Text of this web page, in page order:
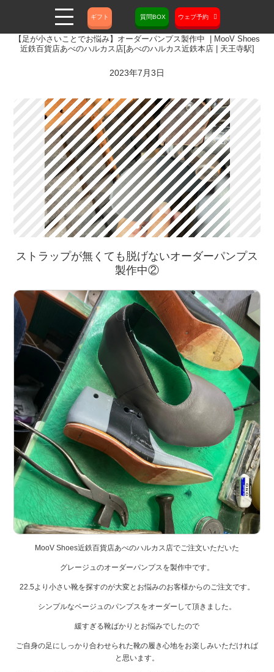
ギフト 質問BOX ウェブ予約
【足が小さいことでお悩み】オーダーパンプス製作中 | MooV Shoes
近鉄百貨店あべのハルカス店[あべのハルカス近鉄本店 | 天王寺駅]
2023年7月3日
ストラップが無くても脱げないオーダーパンプス
製作中②
MooV Shoes近鉄百貨店あべのハルカス店でご注文いただいた
グレージュのオーダーパンプスを製作中です。
22.5より小さい靴を探すのが大変とお悩みのお客様からのご注文です。
シンプルなベージュのパンプスをオーダーして頂きました。
緩すぎる靴ばかりとお悩みでしたので
ご自身の足にしっかり合わせられた靴の履き心地をお楽しみいただければ
と思います。